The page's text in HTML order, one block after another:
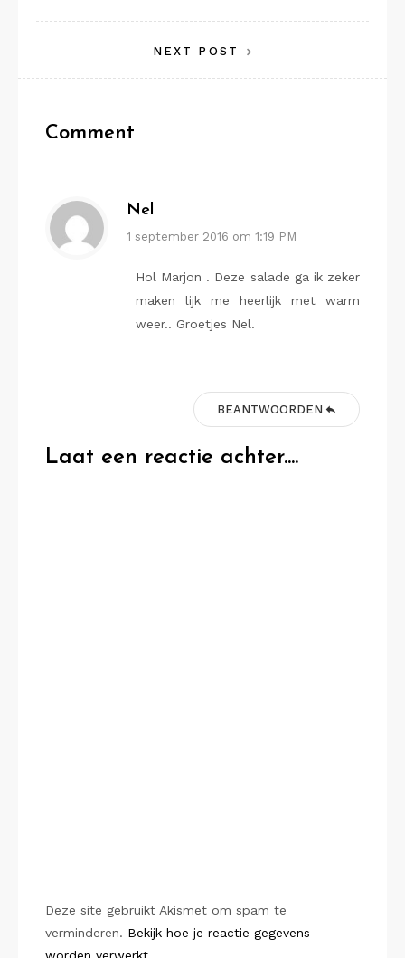
navigatie
NEXT POST
Comment
Nel
1 september 2016 om 1:19 PM
Hol Marjon . Deze salade ga ik zeker
maken lijk me heerlijk met warm
weer.. Groetjes Nel.
BEANTWOORDEN
Laat een reactie achter....
Deze site gebruikt Akismet om spam te
verminderen. Bekijk hoe je reactie gegevens